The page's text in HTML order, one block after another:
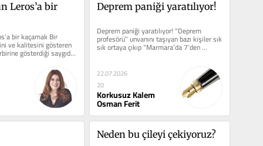
Leros’a bir
bir kaçamak Bir
ve kalitesini gösteren
gösterdiği saygıdır.
Deprem paniği yaratılıyor!
Deprem paniği yaratılıyor! “Deprem
profesörü” unvanını taşıyan bazı kişiler sık
sık ortaya çıkıp “Marmara’da 7’den
22.07.2026
20
Korkusuz Kalem
Osman Ferit
Neden bu çileyi çekiyoruz?